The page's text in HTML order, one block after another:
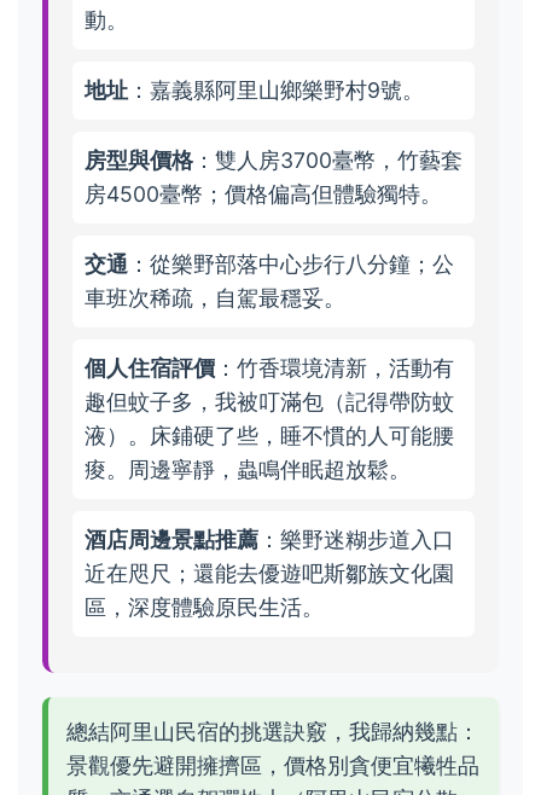
動。
地址 ：嘉義縣阿里山鄉樂野村9號。
房型與價格：雙人房3700臺幣，竹藝套
房4500臺幣；價格偏高但體驗獨特。
交通 ：從樂野部落中心步行八分鐘；公
車班次稀疏，自駕最穩妥。
個人住宿評價 ：竹香環境清新，活動有
趣但蚊子多，我被叮滿包（記得帶防蚊
液）。床鋪硬了些，睡不慣的人可能腰
痠。周邊寧靜，蟲鳴伴眠超放鬆。
酒店周邊景點推薦 ：樂野迷糊步道入口
近在咫尺；還能去優遊吧斯鄒族文化園
區，深度體驗原民生活。
總結阿里山民宿的挑選訣竅，我歸納幾點：
景觀優先避開擁擠區，價格別貪便宜犧牲品